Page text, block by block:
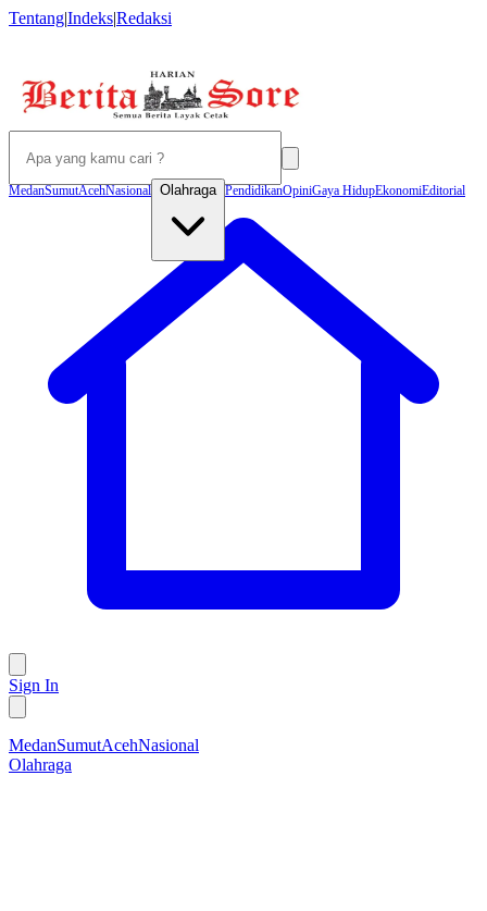
Tentang|Indeks|Redaksi
MedanSumutAcehNasional Olahraga PendidikanOpiniGaya HidupEkonomiEditorial
Sign In
MedanSumutAcehNasional
Olahraga